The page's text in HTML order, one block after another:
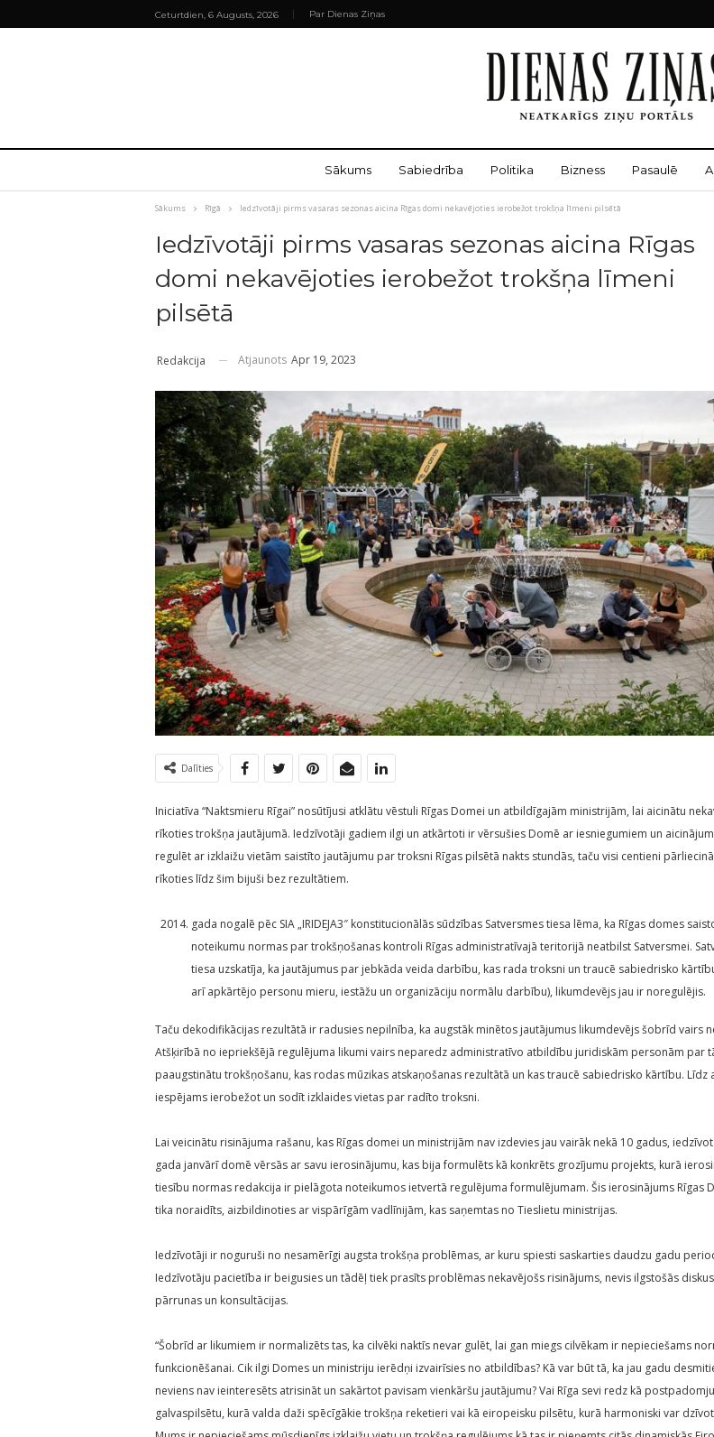
Ceturtdien, 6 Augusts, 2026 Par Dienas Ziņas
Sākums Sabiedrība Politika Bizness Pasaulē
Sākums Rīgā Iedzīvotāji pirms vasaras sezonas aicina Rīgas domi nekavējoties ierobežot trokšņa līmeni pilsētā
Iedzīvotāji pirms vasaras sezonas aicina Rīgas
domi nekavējoties ierobežot trokšņa līmeni
pilsētā
Redakcija Atjaunots Apr 19, 2023
Dalīties
Iniciatīva “Naktsmieru Rīgai” nosūtījusi atklātu vēstuli Rīgas Domei un atbildīgajām ministrijām, lai aicinātu
rīkoties trokšņa jautājumā. Iedzīvotāji gadiem ilgi un atkārtoti ir vērsušies Domē ar iesniegumiem un
regulēt ar izklaižu vietām saistīto jautājumu par troksni Rīgas pilsētā nakts stundās, taču visi centieni
rīkoties līdz šim bijuši bez rezultātiem.
gada nogalē pēc SIA „IRIDEJA3″ konstitucionālās sūdzības Satversmes tiesa lēma, ka Rīgas domes
noteikumu normas par trokšņošanas kontroli Rīgas administratīvajā teritorijā neatbilst Satversmei.
tiesa uzskatīja, ka jautājumus par jebkāda veida darbību, kas rada troksni un traucē sabiedrisko
arī apkārtējo personu mieru, iestāžu un organizāciju normālu darbību), likumdevējs jau ir noregulējis.
Taču dekodifikācijas rezultātā ir radusies nepilnība, ka augstāk minētos jautājumus likumdevējs šobrīd vairs
Atšķirībā no iepriekšējā regulējuma likumi vairs neparedz administratīvo atbildību juridiskām personām par
paaugstinātu trokšņošanu, kas rodas mūzikas atskaņošanas rezultātā un kas traucē sabiedrisko kārtību. Līdz
iespējams ierobežot un sodīt izklaides vietas par radīto troksni.
Lai veicinātu risinājuma rašanu, kas Rīgas domei un ministrijām nav izdevies jau vairāk nekā 10 gadus,
gada janvārī domē vērsās ar savu ierosinājumu, kas bija formulēts kā konkrēts grozījumu projekts, kurā
tiesību normas redakcija ir pielāgota noteikumos ietvertā regulējuma formulējumam. Šis ierosinājums Rīgas
tika noraidīts, aizbildinoties ar vispārīgām vadlīnijām, kas saņemtas no Tieslietu ministrijas.
Iedzīvotāji ir noguruši no nesamērīgi augsta trokšņa problēmas, ar kuru spiesti saskarties daudzu gadu
Iedzīvotāju pacietība ir beigusies un tādēļ tiek prasīts problēmas nekavējošs risinājums, nevis ilgstošās
pārrunas un konsultācijas.
“Šobrīd ar likumiem ir normalizēts tas, ka cilvēki naktīs nevar gulēt, lai gan miegs cilvēkam ir nepieciešams
funkcionēšanai. Cik ilgi Domes un ministriju ierēdņi izvairīsies no atbildības? Kā var būt tā, ka jau gadu
neviens nav ieinteresēts atrisināt un sakārtot pavisam vienkāršu jautājumu? Vai Rīga sevi redz kā postpadomju
galvaspilsētu, kurā valda daži spēcīgākie trokšņa reketieri vai kā eiropeisku pilsētu, kurā harmoniski var